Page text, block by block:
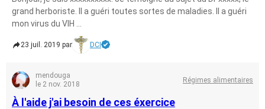
grand herboriste. Il a guéri toutes sortes de maladies. Il a guéri
mon virus du VIH ...
23 juil. 2019 par DCI
mendouga
le 2 nov. 2018
Régimes alimentaires
À l'aide j'ai besoin de ces éxercice